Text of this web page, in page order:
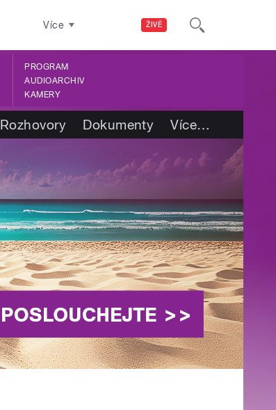
ŽIVĚ
Více
PROGRAM
AUDIOARCHIV
KAMERY
Rozhovory Dokumenty Více…